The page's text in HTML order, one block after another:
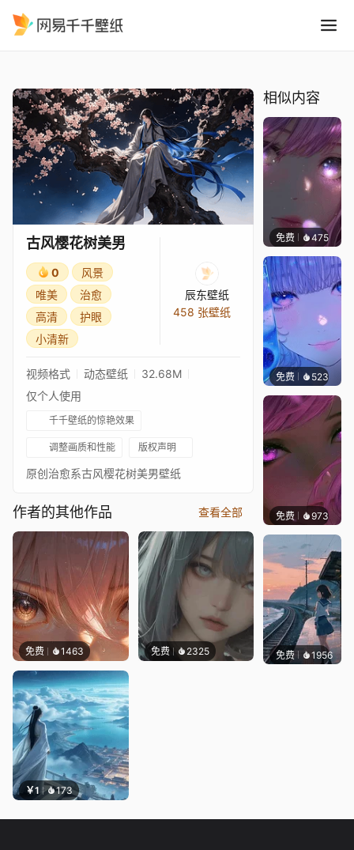
古风樱花树美男
0
风景
唯美
治愈
高清
护眼
小清新
辰东壁纸
458 张壁纸
视频格式 动态壁纸
32.68M
仅个人使用
千千壁纸的惊艳效果
调整画质和性能 版权声明
原创治愈系古风樱花树美男壁纸
作者的其他作品 查看全部
免费 1463 免费 2325
￥1 173
相似内容
免费 475辰东
免费 523辰东
免费 973辰东
免费 1956辰东